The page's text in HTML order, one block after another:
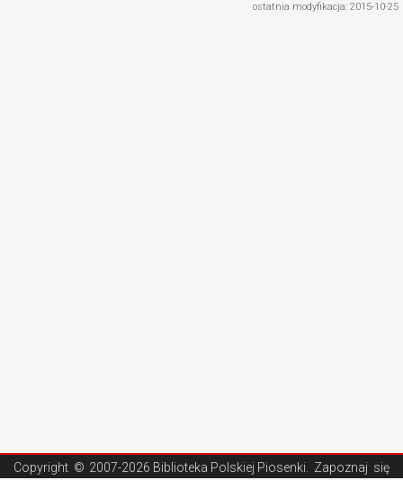
ostatnia modyfikacja: 2015-10-25
Copyright © 2007-2026 Biblioteka Polskiej Piosenki . Zapoznaj się